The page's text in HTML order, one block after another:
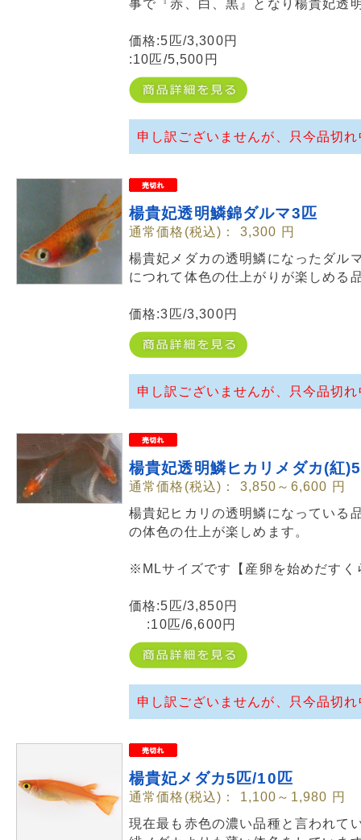
事で『赤、白、黒』となり楊貴妃透
価格:5匹/3,300円
:10匹/5,500円
申し訳ございませんが、只今品切
楊貴妃透明鱗錦ダルマ3匹
通常価格(税込)： 3,300 円
楊貴妃メダカの透明鱗になったダル
につれて体色の仕上がりが楽しめる
価格:3匹/3,300円
申し訳ございませんが、只今品切
楊貴妃透明鱗ヒカリメダカ(紅
通常価格(税込)： 3,850～6,600 円
楊貴妃ヒカリの透明鱗になっている
の体色の仕上が楽しめます。
※MLサイズです【産卵を始めだすく
価格:5匹/3,850円
:10匹/6,600円
申し訳ございませんが、只今品切
楊貴妃メダカ5匹/10匹
通常価格(税込)： 1,100～1,980 円
現在最も赤色の濃い品種と言われて